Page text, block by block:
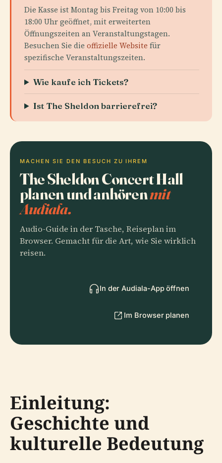
Die Kasse ist Montag bis Freitag von 10:00 bis
18:00 Uhr geöffnet, mit erweiterten
Öffnungszeiten an Veranstaltungstagen.
Besuchen Sie die offizielle Website für
spezifische Veranstaltungszeiten.
Wie kaufe ich Tickets?
Ist The Sheldon barrierefrei?
MACHEN SIE DEN BESUCH ZU IHREM
The Sheldon Concert Hall
planen und anhörenmit
Audiala.
Audio-Guide in der Tasche, Reiseplan im
Browser. Gemacht für die Art, wie Sie wirklich
reisen.
In der Audiala-App öffnen
Im Browser planen
Einleitung:
Geschichte und
kulturelle Bedeutung